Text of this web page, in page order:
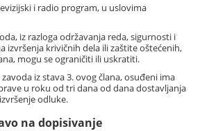
i radio program, u uslovima
iz razloga održavanja reda, sigurnosti i
izvršenja krivičnih dela ili zaštite oštećenih,
mogu se ograničiti ili uskratiti.
iz stava 3. ovog člana, osuđeni ima
u roku od tri dana od dana dostavljanja
odluke.
na dopisivanje